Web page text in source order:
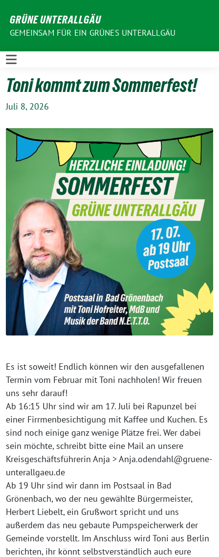
zum
Inhalt
GRÜNE UNTERALLGÄU
GEMEINSAM FÜR EIN GRÜNES UNTERALLGÄU
Toni kommt zum Sommerfest!
Juli 8, 2026
Es ist soweit! Endlich können wir den ausgefallenen
Termin vom Februar mit Toni nachholen! Wir freuen
uns sehr darauf!
Ab 16:15 Uhr sind wir am 17. Juli bei Rapunzel bei
einer Firrmenbesichtigung mit Kaffee und Kuchen. Es
sind noch einige ganz wenige Plätze frei. Wer dabei
sein möchte, schreibt bitte eine Mail an unsere
Kreisgeschäftsführerin Anja > Anja.odendahl@gruene-
unterallgaeu.de
Ab 19 Uhr sind wir dann im Postsaal in Bad
Grönenbach, wo der neu gewählte Bürgermeister,
Herbert Liebelt, ein Grußwort spricht und uns
außerdem das neu gebaute Pumpspeicherwerk der
Gemeinde vorstellt. Im Anschluss wird Toni aus Berlin
berichten, ihr könnt selbstverständlich auch eure